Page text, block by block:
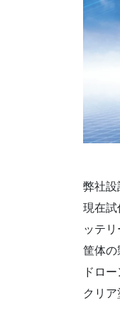
弊社設
現在試
ッテ
筐体の
ドロ
クリ